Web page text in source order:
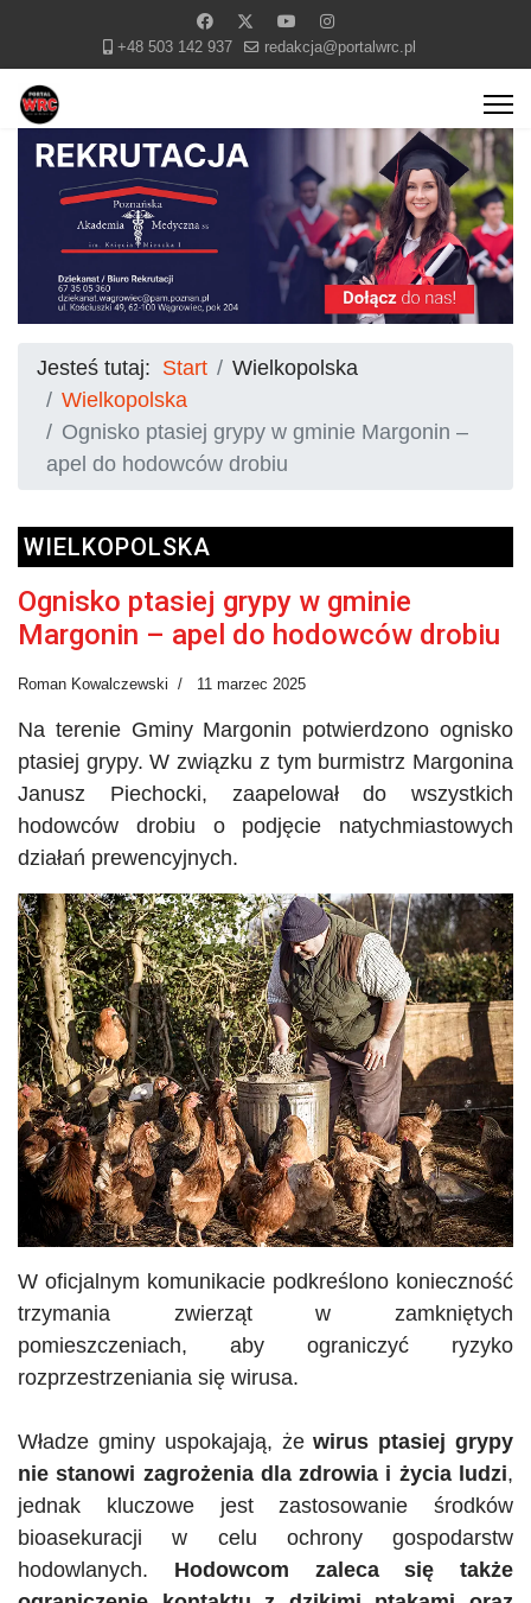
+48 503 142 937 redakcja@portalwrc.pl
Jesteś tutaj: Start
Wielkopolska
Wielkopolska
Ognisko ptasiej grypy w gminie Margonin –
apel do hodowców drobiu
WIELKOPOLSKA
Ognisko ptasiej grypy w gminie
Margonin – apel do hodowców drobiu
Roman Kowalczewski 11 marzec 2025
Na terenie Gminy Margonin potwierdzono ognisko
ptasiej grypy. W związku z tym burmistrz Margonina
Janusz Piechocki, zaapelował do wszystkich
hodowców drobiu o podjęcie natychmiastowych
działań prewencyjnych.
W oficjalnym komunikacie podkreślono konieczność
trzymania zwierząt w zamkniętych
pomieszczeniach, aby ograniczyć ryzyko
rozprzestrzeniania się wirusa.
Władze gminy uspokajają, żewirus ptasiej grypy
nie stanowi zagrożenia dla zdrowia i życia ludzi,
jednak kluczowe jest zastosowanie środków
bioasekuracji w celu ochrony gospodarstw
hodowlanych. Hodowcom zaleca się także